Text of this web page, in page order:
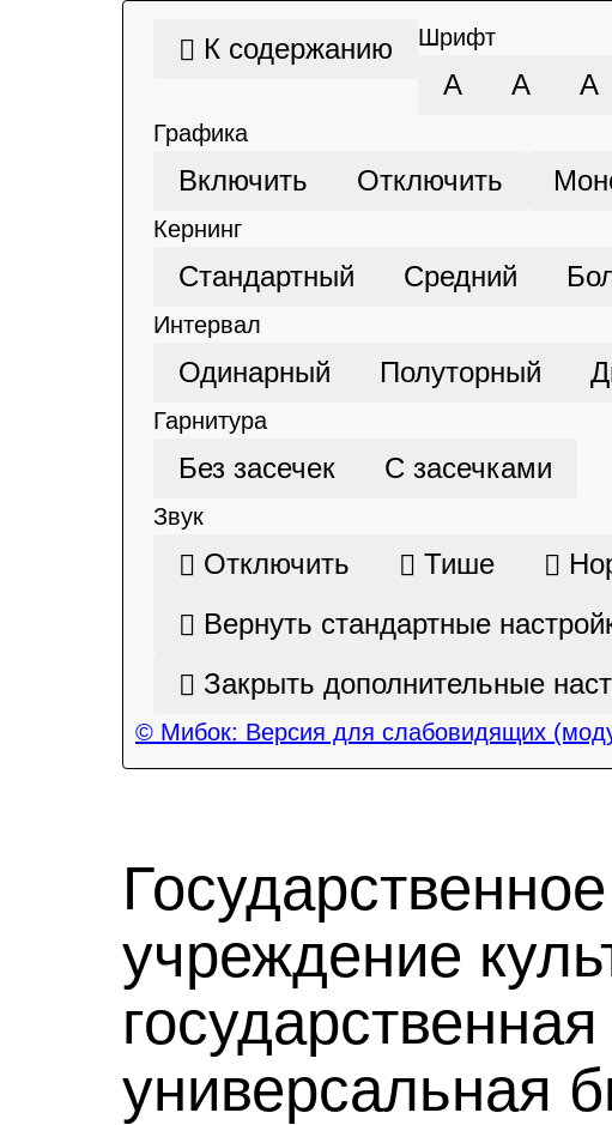
К содержанию Шрифт
А А А
Графика
Включить Отключить
Кернинг
Стандартный Средний
Интервал
Одинарный Полуторный
Гарнитура
Без засечек С засечками
Звук
Отключить Тише
Вернуть стандартные
Закрыть дополнительные
© Мибок: Версия для слабовидящих
учреждение
универсальная